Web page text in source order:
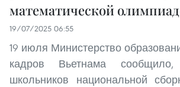
математической
19/07/2025 06:55
19 июля Министерство
кадров Вьетнама
школьников национальной